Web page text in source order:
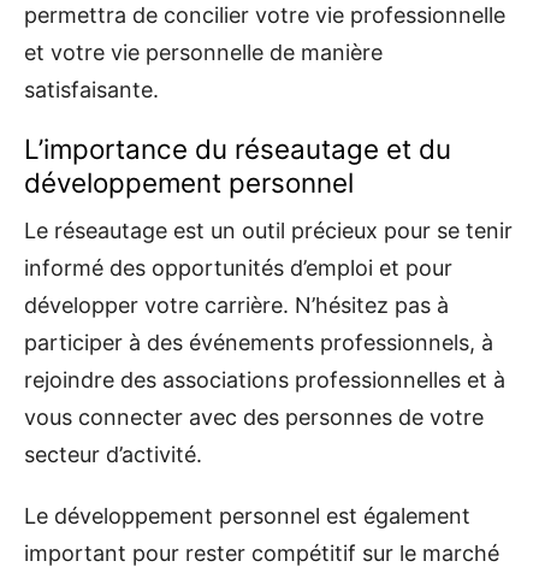
permettra de concilier votre vie professionnelle
et votre vie personnelle de manière
satisfaisante.
L’importance du réseautage et du
développement personnel
Le réseautage est un outil précieux pour se tenir
informé des opportunités d’emploi et pour
développer votre carrière. N’hésitez pas à
participer à des événements professionnels, à
rejoindre des associations professionnelles et à
vous connecter avec des personnes de votre
secteur d’activité.
Le développement personnel est également
important pour rester compétitif sur le marché